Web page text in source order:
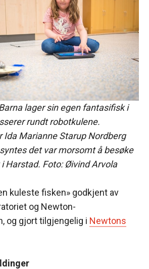
Barna lager sin egen fantasifisk i
rundt robotkulene.
Ida Marianne Starup Nordberg
det var morsomt å besøke
Harstad. Foto: Øivind Arvola
kuleste fisken» godkjent av
og Newton-
og gjort tilgjengelig i Newtons